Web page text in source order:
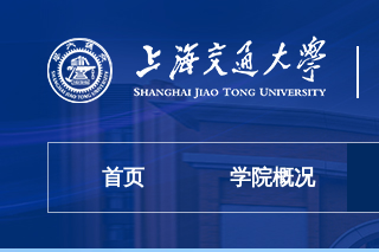
首页 学院概况